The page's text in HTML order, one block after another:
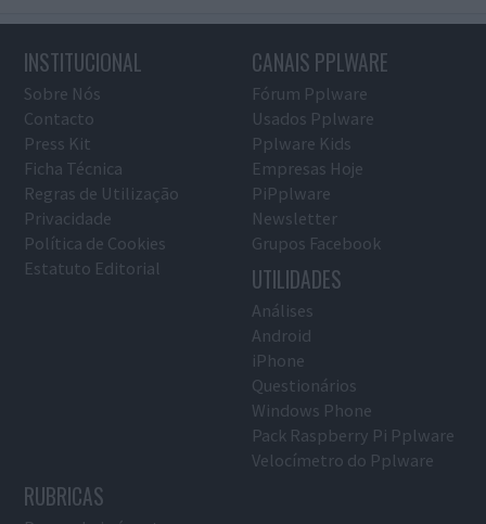
INSTITUCIONAL
Sobre Nós
Contacto
Press Kit
Ficha Técnica
Regras de Utilização
Privacidade
Política de Cookies
Estatuto Editorial
CANAIS PPLWARE
Fórum Pplware
Usados Pplware
Pplware Kids
Empresas Hoje
PiPplware
Newsletter
Grupos Facebook
UTILIDADES
Análises
Android
iPhone
Questionários
Windows Phone
Pack Raspberry Pi Pplware
Velocímetro do Pplware
RUBRICAS